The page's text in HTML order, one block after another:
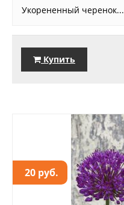
Укорененный черенок...
Купить
20 руб.